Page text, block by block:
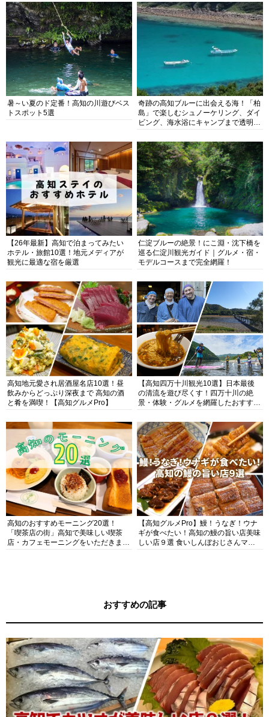
暑～い夏のド定番！高知の川遊びベス
トスポット5選
奇跡の高知ブルーに出会える海！「柏
島」で楽しむシュノーケリング、ダイ
ビング、海水浴にキャンプまで透明度
【26年最新】高知で泊まってみたい
ホテル・旅館10選！地元メディアが
観光に最適な宿を厳選
仁淀ブルーの絶景！にこ淵・沈下橋を
巡る仁淀川観光ガイド｜グルメ・宿・
モデルコースまで完全網羅！
高知地元愛され居酒屋名店10選！昼
飲みからどっぷり深夜まで 高知の酒
と肴を満喫！【高知グルメPro】
【高知四万十川観光10選】日本最後
の清流を遊び尽くす！四万十川の絶
景・体験・グルメを網羅したおすすめ
高知のおすすめモーニング20選！
「喫茶店の街」高知で美味しい喫茶
店・カフェモーニングをいただきま
【高知グルメPro】鰻！うなぎ！ウナ
ギが食べたい！高知の鰻の旨い店美味
しい店９選 食いしんぼおじさんマッ
おすすめの記事